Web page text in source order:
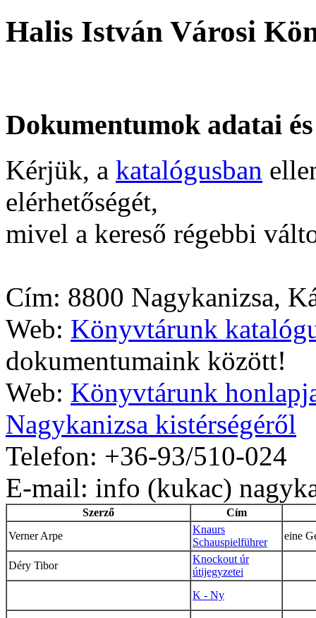
Halis István Városi
Dokumentumok adatai
Kérjük, a katalógusban
elérhetőségét,
mivel a kereső régebbi
Cím: 8800 Nagykanizsa,
Web: Könyvtárunk
dokumentumaink között!
Web: Könyvtárunk
Nagykanizsa kistérségéről
Telefon: +36-93/510-024
E-mail: info (kukac)
Szerző
Cím
Verner Arpe
Knaurs
Schauspielführer
eine
Déry Tibor
Knockout úr
útijegyzetei
K - Ny